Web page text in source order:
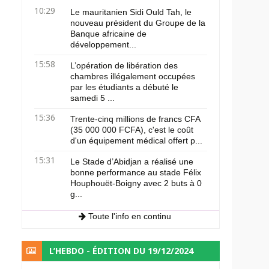
10:29
Le mauritanien Sidi Ould Tah, le
nouveau président du Groupe de la
Banque africaine de
développement...
15:58
L’opération de libération des
chambres illégalement occupées
par les étudiants a débuté le
samedi 5 ...
15:36
Trente-cinq millions de francs CFA
(35 000 000 FCFA), c'est le coût
d'un équipement médical offert p...
15:31
Le Stade d’Abidjan a réalisé une
bonne performance au stade Félix
Houphouët-Boigny avec 2 buts à 0
g...
Toute l'info en continu
L’HEBDO - ÉDITION DU 19/12/2024